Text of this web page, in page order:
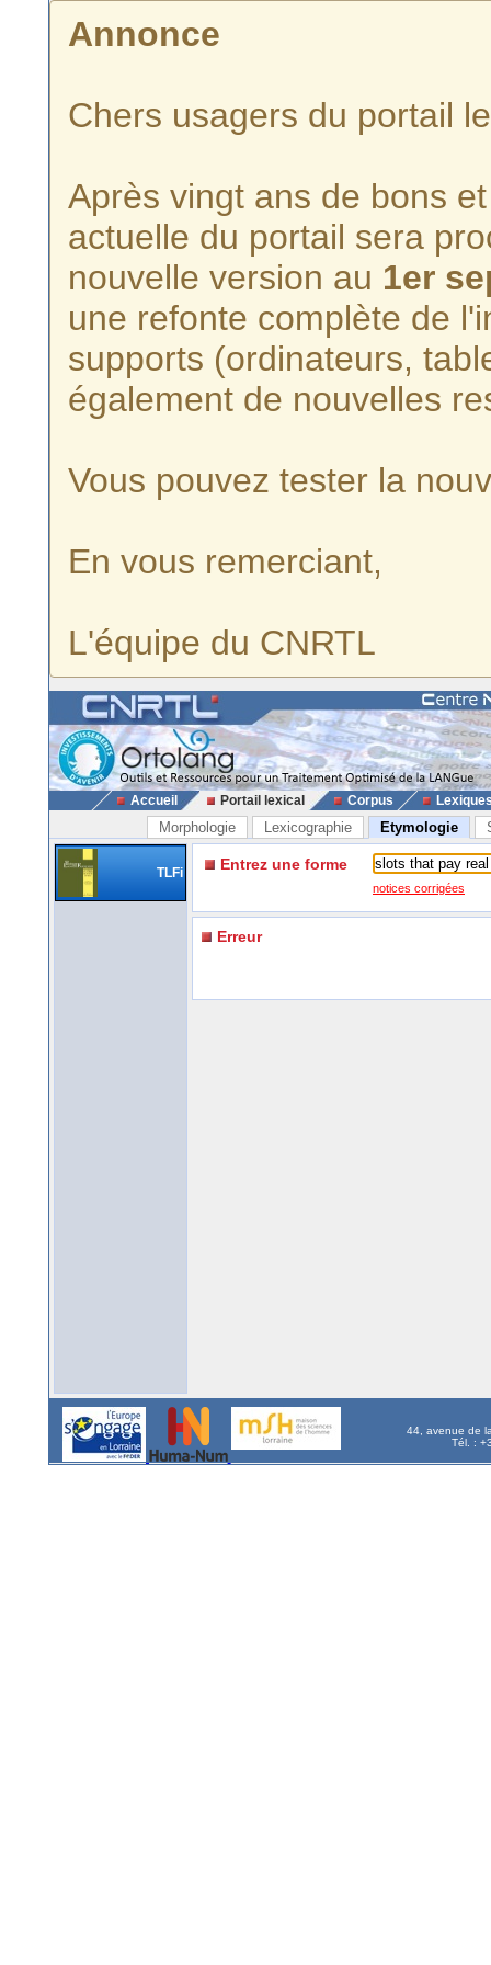
Annonce
Chers usagers du portail
Après vingt ans de bons
actuelle du portail sera
nouvelle version au 1er
une refonte complète de
supports (ordinateurs,
également de nouvelles
Vous pouvez tester la
En vous remerciant,
L'équipe du CNRTL
Accueil Portail lexical Corpus
Morphologie Lexicographie Etymologie
TLFi Entrez une forme
notices corrigées
Erreur
44, avenue de
Tél. :